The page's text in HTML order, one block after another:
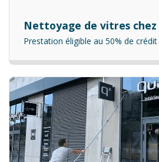
Nettoyage de vitres
Prestation éligible au 50% de